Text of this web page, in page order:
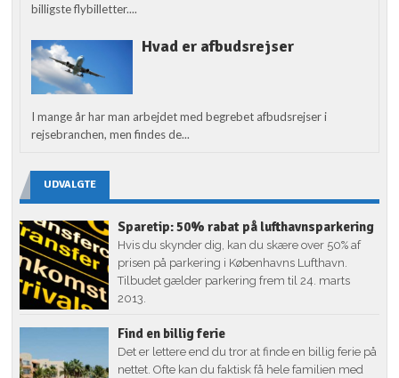
billigste flybilletter....
Hvad er afbudsrejser
I mange år har man arbejdet med begrebet afbudsrejser i
rejsebranchen, men findes de...
UDVALGTE
Sparetip: 50% rabat på lufthavnsparkering
Hvis du skynder dig, kan du skære over 50% af
prisen på parkering i Københavns Lufthavn.
Tilbudet gælder parkering frem til 24. marts
2013.
Find en billig ferie
Det er lettere end du tror at finde en billig ferie på
nettet. Ofte kan du faktisk få hele familien med